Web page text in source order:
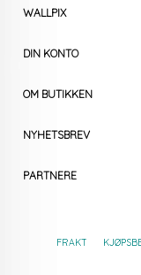
WALLPIX
DIN KONTO
OM BUTIKKEN
NYHETSBREV
PARTNERE
FRAKT